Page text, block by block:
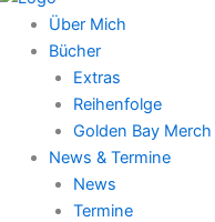
Über Mich
Bücher
Extras
Reihenfolge
Golden Bay Merch
News & Termine
News
Termine